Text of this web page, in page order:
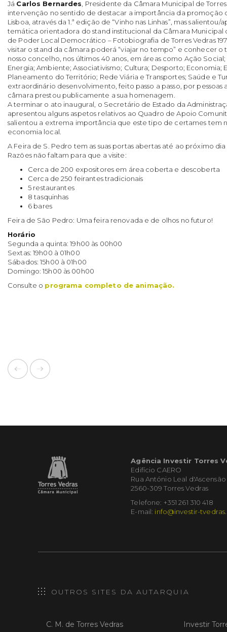
Já Carlos Bernardes , Presidente da Câmara Municipal de
intervenção no sentido de destacar a importância da promoção
Lisboa, através da 1.ª edição de “Vinho nas Linhas”, mas
temática orientadora do stand institucional da Câmara Municipal
de Poder Local Democrático – Fotobiografia de Torres Vedras
visitar o stand da câmara poderá “viajar no tempo” e conhecer
nosso concelho, nos últimos 40 anos, em áreas como Ação
Energia; Ambiente; Associativismo; Cultura; Desporto; Economia;
Planeamento do Território; Rede Viária e Transportes; Saúde e
extraordinário desenvolvimento, feito passo a passo, por
câmara prestou publicamente a sua homenagem.
A terminar o ato inaugural, o Secretário de Estado da
apresentou alguns aspetos relativos ao Quadro de Apoio
salientou a extrema importância que este tipo de certames tem
economia local.
A Feira de S. Pedro tem as suas portas abertas até ao próximo
Razões não faltam para que a visite:
Cerca de 200 expositores em área coberta e descoberta
Cerca de 250 feirantes tradicionais
5 restaurantes
8 tasquinhas
6 bares
Feira de São Pedro: Uma feira renovada e de olhos no futuro!
Horário
Segunda a quinta: 19h00 às 00h00
Sextas: 19h00 à 01h00
Sábados: 15h00 à 01h00
Domingo: 15h00 às 00h00
Consulte o programa completo de animação.
Agência Investir Torres
Edifício CAERO
Rua António Leal d'Ascensão
2560-309 Torres Vedras
Telefone: +351 261 310 418
E-mail: info@investir-
OUTROS SITES DA AUTARQUIA
C. M. de Torres Vedras Investir